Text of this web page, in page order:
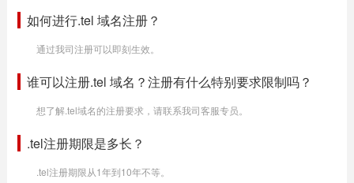
如何进行.tel 域名注册？
通过我司注册可以即刻生效。
谁可以注册.tel 域名？注册有什么特别要求限制吗？
想了解.tel域名的注册要求，请联系我司客服专员。
.tel注册期限是多长？
.tel注册期限从1年到10年不等。